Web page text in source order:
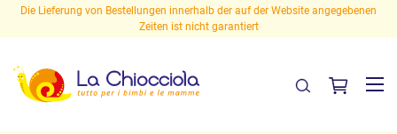
angegebenen Kostenlose Lieferung in Italien ab 29,90 Euro!